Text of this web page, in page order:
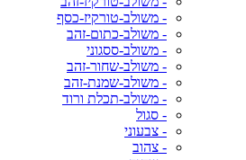
- משולב-טורקיז-כסף
- משולב-כתום-זהב
- משולב-ססגוני
- משולב-שחור-זהב
- משולב-שמנת-זהב
- משולב-תכלת ורוד
- סגול
- צבעוני
- צהוב